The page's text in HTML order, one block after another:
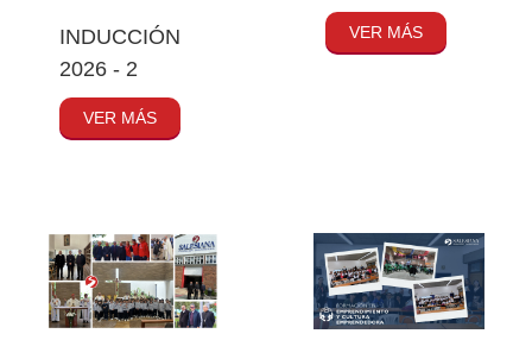
INDUCCIÓN
2026 - 2
VER MÁS
VER MÁS